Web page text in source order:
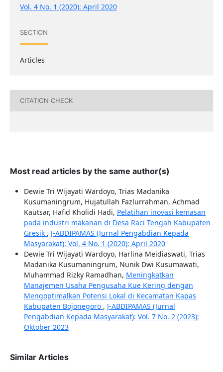
Vol. 4 No. 1 (2020): April 2020
SECTION
Articles
CITATION CHECK
Most read articles by the same author(s)
Dewie Tri Wijayati Wardoyo, Trias Madanika
Kusumaningrum, Hujatullah Fazlurrahman, Achmad
Kautsar, Hafid Kholidi Hadi, Pelatihan inovasi kemasan
pada industri makanan di Desa Raci Tengah Kabupaten
Gresik , J-ABDIPAMAS (Jurnal Pengabdian Kepada
Masyarakat): Vol. 4 No. 1 (2020): April 2020
Dewie Tri Wijayati Wardoyo, Harlina Meidiaswati, Trias
Madanika Kusumaningrum, Nunik Dwi Kusumawati,
Muhammad Rizky Ramadhan, Meningkatkan
Manajemen Usaha Pengusaha Kue Kering dengan
Mengoptimalkan Potensi Lokal di Kecamatan Kapas
Kabupaten Bojonegoro , J-ABDIPAMAS (Jurnal
Pengabdian Kepada Masyarakat): Vol. 7 No. 2 (2023):
Oktober 2023
Similar Articles